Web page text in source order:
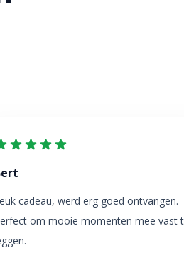
cadeau, werd erg goed ontvangen.
om mooie momenten mee vast